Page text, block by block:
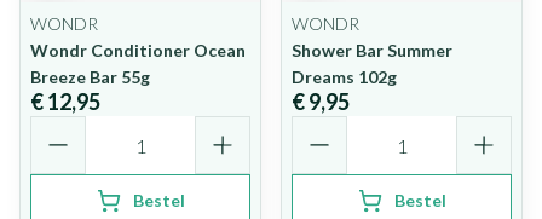
WONDR
Wondr Conditioner Ocean
Breeze Bar 55g
€ 12,95
Bestel
WONDR
Shower Bar Summer
Dreams 102g
€ 9,95
Bestel